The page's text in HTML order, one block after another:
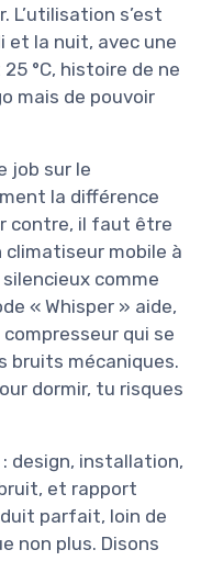
L’utilisation s’est
et la nuit, avec une
°C, histoire de ne
mais de pouvoir
job sur le
la différence
contre, il faut être
mobile à
comme
« Whisper » aide,
qui se
bruits mécaniques.
dormir, tu risques
design, installation,
et rapport
parfait, loin de
non plus. Disons